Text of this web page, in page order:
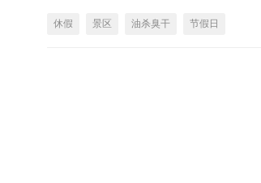
休假 景区 油杀臭干 节假日